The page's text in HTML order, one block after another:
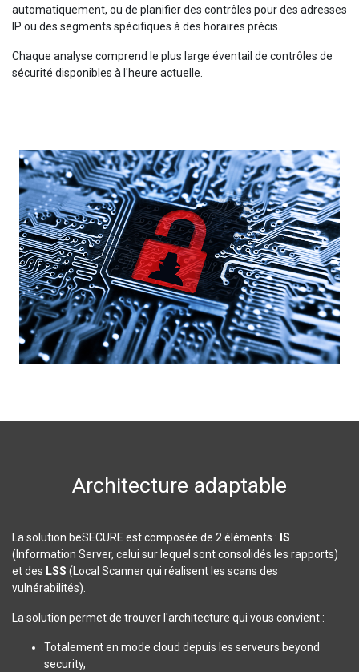
automatiquement, ou de planifier des contrôles pour des adresses
IP ou des segments spécifiques à des horaires précis.
Chaque analyse comprend le plus large éventail de contrôles de
sécurité disponibles à l'heure actuelle.
Architecture adaptable
La solution beSECURE est composée de 2 éléments : IS
(Information Server, celui sur lequel sont consolidés les rapports)
et des LSS (Local Scanner qui réalisent les scans des
vulnérabilités).
La solution permet de trouver l'architecture qui vous convient :
Totalement en mode cloud depuis les serveurs beyond
security,